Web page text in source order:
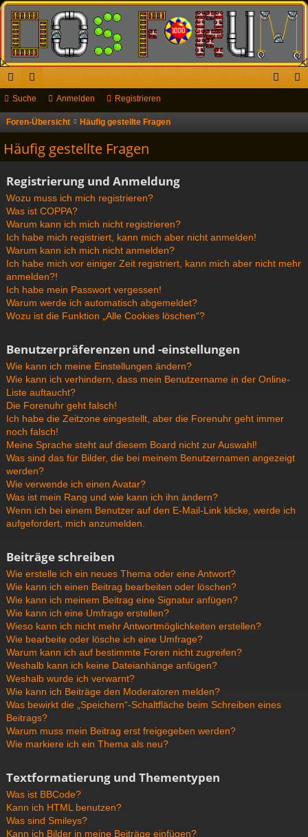
ch
ne
ug
riff
or
en
de re
Suche Anmelden Registrieren
Foren-Übersicht Häufig gestellte Fragen
Häufig gestellte Fragen
Registrierung und Anmeldung
Wozu muss ich mich registrieren?
Was ist COPPA?
Warum kann ich mich nicht registrieren?
Ich habe mich registriert, kann mich aber nicht anmelden!
Warum kann ich mich nicht anmelden?
Ich habe mich vor einiger Zeit registriert, kann mich aber nicht mehr
anmelden?!
Ich habe mein Passwort vergessen!
Warum werde ich automatisch abgemeldet?
Wozu ist die Funktion „Alle Cookies löschen“?
Benutzerpräferenzen und -einstellungen
Wie kann ich meine Einstellungen ändern?
Wie kann ich verhindern, dass mein Benutzername in der Online-
Liste auftaucht?
Die Forenuhr geht falsch!
Ich habe die Zeitzone eingestellt, aber die Forenuhr geht immer
noch falsch!
Meine Sprache steht auf diesem Board nicht zur Auswahl!
Was sind das für Bilder, die bei meinem Benutzernamen angezeigt
werden?
Wie verwende ich einen Avatar?
Was ist mein Rang und wie kann ich ihn ändern?
Wenn ich bei einem Benutzer auf den E-Mail-Link klicke, werde ich
aufgefordert, mich anzumelden.
Beiträge schreiben
Wie erstelle ich ein neues Thema oder eine Antwort?
Wie kann ich einen Beitrag bearbeiten oder löschen?
Wie kann ich meinem Beitrag eine Signatur anfügen?
Wie kann ich eine Umfrage erstellen?
Wieso kann ich nicht mehr Antwortmöglichkeiten erstellen?
Wie bearbeite oder lösche ich eine Umfrage?
Warum kann ich auf bestimmte Foren nicht zugreifen?
Weshalb kann ich keine Dateianhänge anfügen?
Weshalb wurde ich verwarnt?
Wie kann ich Beiträge den Moderatoren melden?
Was bewirkt die „Speichern“-Schaltfläche beim Schreiben eines
Beitrags?
Warum muss mein Beitrag erst freigegeben werden?
Wie markiere ich ein Thema als neu?
Textformatierung und Thementypen
Was ist BBCode?
Kann ich HTML benutzen?
Was sind Smileys?
Kann ich Bilder in meine Beiträge einfügen?